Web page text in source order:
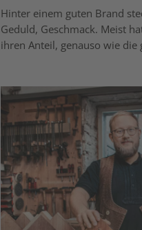
Hinter einem guten Brand
Geduld, Geschmack. Meist
ihren Anteil, genauso wie die